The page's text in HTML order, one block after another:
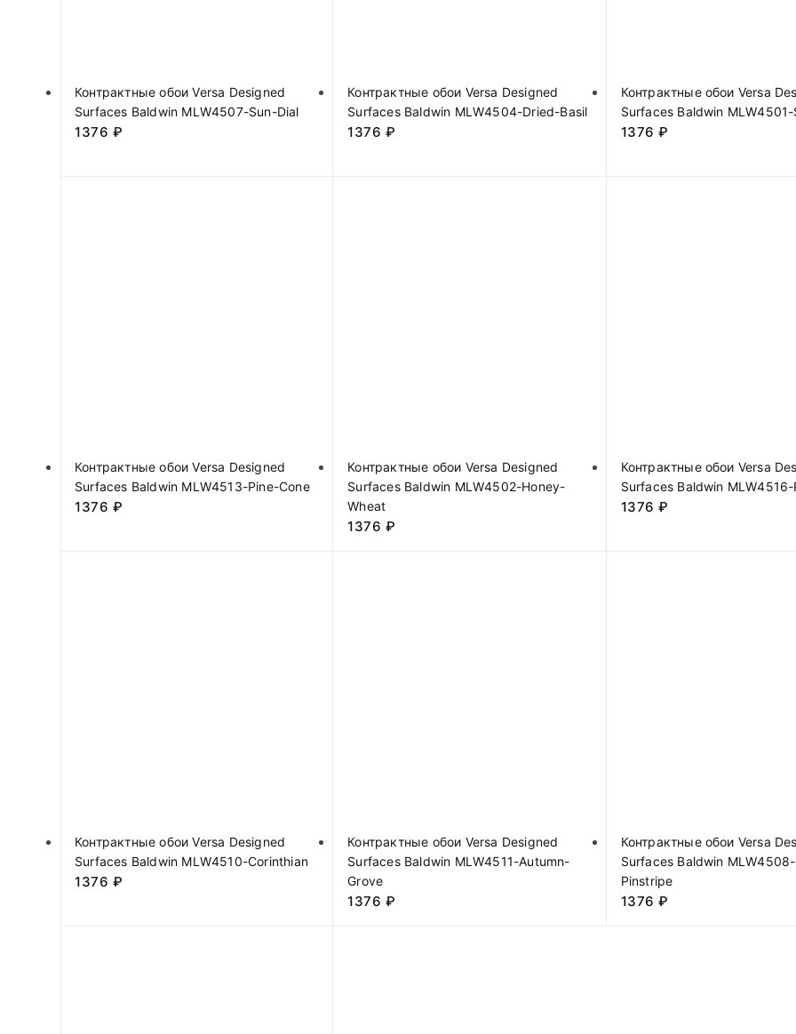
Контрактные обои Versa Designed
Surfaces Baldwin MLW4507-Sun-Dial
1376 ₽
Контрактные обои Versa Designed
Surfaces Baldwin MLW4504-Dried-Basil
1376 ₽
Контрактные обои Versa
Surfaces Baldwin
1376 ₽
Контрактные обои Versa Designed
Surfaces Baldwin MLW4513-Pine-Cone
1376 ₽
Контрактные обои Versa Designed
Surfaces Baldwin MLW4502-Honey-
Wheat
1376 ₽
Контрактные обои Versa
Surfaces Baldwin
1376 ₽
Контрактные обои Versa Designed
Surfaces Baldwin MLW4510-Corinthian
1376 ₽
Контрактные обои Versa Designed
Surfaces Baldwin MLW4511-Autumn-
Grove
1376 ₽
Контрактные обои Versa
Surfaces Baldwin
Pinstripe
1376 ₽